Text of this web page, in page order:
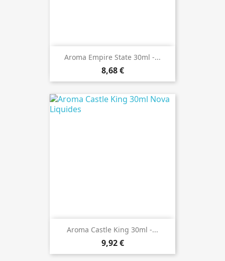
Aroma Empire State 30ml -...
8,68 €
Aroma Castle King 30ml -...
9,92 €